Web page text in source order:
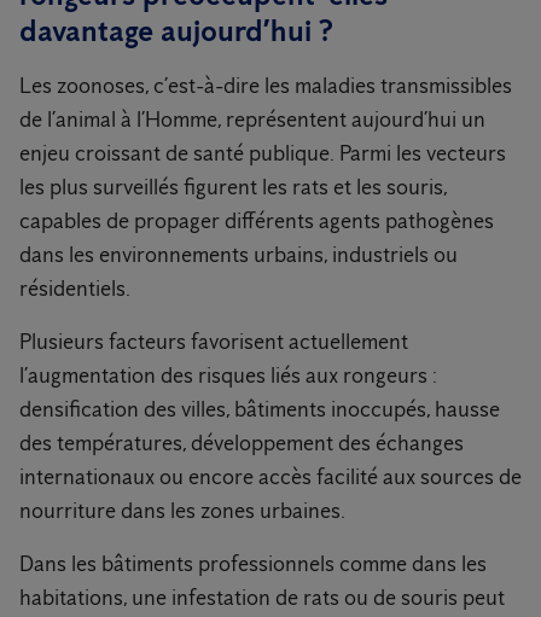
davantage aujourd’hui ?
Les zoonoses, c’est-à-dire les maladies transmissibles
de l’animal à l’Homme, représentent aujourd’hui un
enjeu croissant de santé publique. Parmi les vecteurs
les plus surveillés figurent les rats et les souris,
capables de propager différents agents pathogènes
dans les environnements urbains, industriels ou
résidentiels.
Plusieurs facteurs favorisent actuellement
l’augmentation des risques liés aux rongeurs :
densification des villes, bâtiments inoccupés, hausse
des températures, développement des échanges
internationaux ou encore accès facilité aux sources de
nourriture dans les zones urbaines.
Dans les bâtiments professionnels comme dans les
habitations, une infestation de rats ou de souris peut